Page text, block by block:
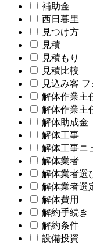
補助金
西日暮里
見つけ方
見積
見積もり
見積比較
見込み客
解体作業主
解体作業主
解体助成金
解体工事
解体工事ニ
解体業者
解体業者選
解体業者選
解体費用
解約手続き
解約条件
設備投資